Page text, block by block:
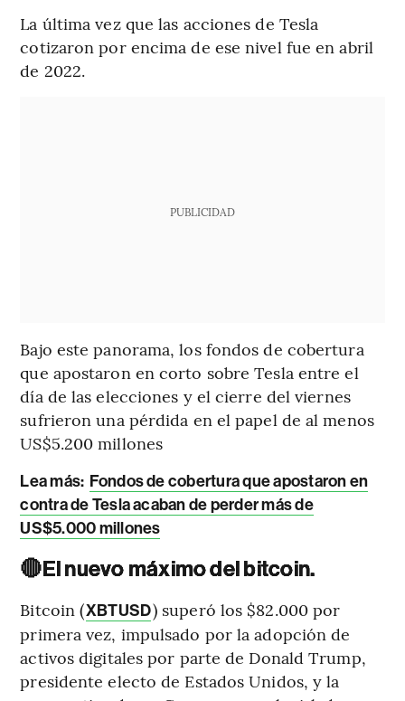
La última vez que las acciones de Tesla
cotizaron por encima de ese nivel fue en abril
de 2022.
PUBLICIDAD
Bajo este panorama, los fondos de cobertura
que apostaron en corto sobre Tesla entre el
día de las elecciones y el cierre del viernes
sufrieron una pérdida en el papel de al menos
US$5.200 millones
Lea más: Fondos de cobertura que apostaron en
contra de Tesla acaban de perder más de
US$5.000 millones
🔴El nuevo máximo del bitcoin.
Bitcoin (XBTUSD) superó los $82.000 por
primera vez, impulsado por la adopción de
activos digitales por parte de Donald Trump,
presidente electo de Estados Unidos, y la